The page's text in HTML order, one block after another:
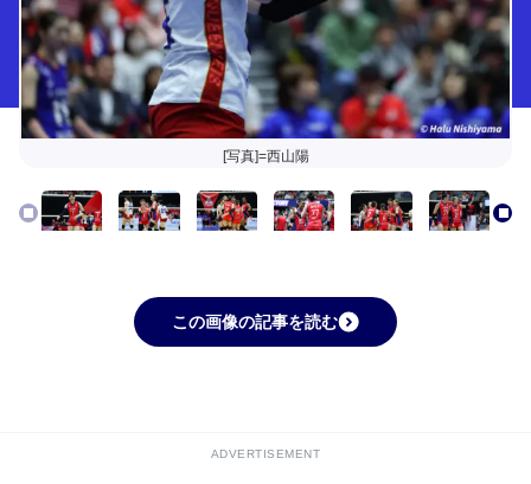
[写真]=西山陽
この画像の記事を読む
ADVERTISEMENT